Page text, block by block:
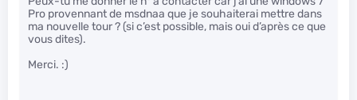
Pro provennant de msdnaa que je souhaiterai mettre dans
ma nouvelle tour ? (si c’est possible, mais oui d’après ce que
vous dites).
Merci. :)